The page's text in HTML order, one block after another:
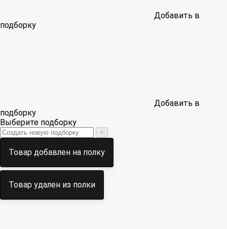
Добавить в
подборку
Добавить в
подборку
Выберите подборку
+
Товар добавлен на полку
Товар удален из полки